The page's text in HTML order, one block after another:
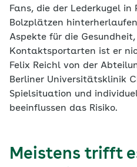
Fans, die der Lederkugel in
Bolzplätzen
Aspekte für die
Kontaktsportarten ist er
Felix Reichl von der
Berliner Universitätsklinik
Spielsituation und
beeinflussen das Risiko.
Meistens trifft